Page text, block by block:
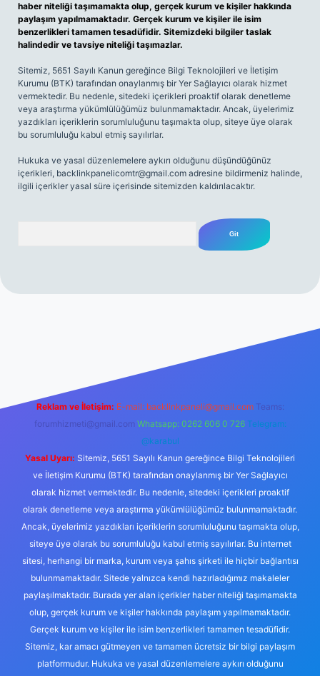
haber niteliği taşımamakta olup, gerçek kurum ve kişiler hakkında
paylaşım yapılmamaktadır. Gerçek kurum ve kişiler ile isim
benzerlikleri tamamen tesadüfidir. Sitemizdeki bilgiler taslak
halindedir ve tavsiye niteliği taşımazlar.
Sitemiz, 5651 Sayılı Kanun gereğince Bilgi Teknolojileri ve İletişim
Kurumu (BTK) tarafından onaylanmış bir Yer Sağlayıcı olarak hizmet
vermektedir. Bu nedenle, sitedeki içerikleri proaktif olarak denetleme
veya araştırma yükümlülüğümüz bulunmamaktadır. Ancak, üyelerimiz
yazdıkları içeriklerin sorumluluğunu taşımakta olup, siteye üye olarak
bu sorumluluğu kabul etmiş sayılırlar.
Hukuka ve yasal düzenlemelere aykırı olduğunu düşündüğünüz
içerikleri, backlinkpanelicomtr@gmail.com adresine bildirmeniz halinde,
ilgili içerikler yasal süre içerisinde sitemizden kaldırılacaktır.
Reklam ve İletişim: E-mail: backlinkpaneli@gmail.com Teams:
forumhizmeti@gmail.com Whatsapp: 0262 606 0 726 Telegram:
@karabul
Yasal Uyarı: Sitemiz, 5651 Sayılı Kanun gereğince Bilgi Teknolojileri
ve İletişim Kurumu (BTK) tarafından onaylanmış bir Yer Sağlayıcı
olarak hizmet vermektedir. Bu nedenle, sitedeki içerikleri proaktif
olarak denetleme veya araştırma yükümlülüğümüz bulunmamaktadır.
Ancak, üyelerimiz yazdıkları içeriklerin sorumluluğunu taşımakta olup,
siteye üye olarak bu sorumluluğu kabul etmiş sayılırlar. Bu internet
sitesi, herhangi bir marka, kurum veya şahıs şirketi ile hiçbir bağlantısı
bulunmamaktadır. Sitede yalnızca kendi hazırladığımız makaleler
paylaşılmaktadır. Burada yer alan içerikler haber niteliği taşımamakta
olup, gerçek kurum ve kişiler hakkında paylaşım yapılmamaktadır.
Gerçek kurum ve kişiler ile isim benzerlikleri tamamen tesadüfidir.
Sitemiz, kar amacı gütmeyen ve tamamen ücretsiz bir bilgi paylaşım
platformudur. Hukuka ve yasal düzenlemelere aykırı olduğunu